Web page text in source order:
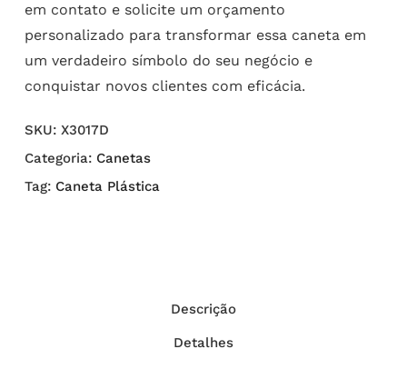
em contato e solicite um orçamento
personalizado para transformar essa caneta em
um verdadeiro símbolo do seu negócio e
conquistar novos clientes com eficácia.
SKU: X3017D
Categoria: Canetas
Tag: Caneta Plástica
Descrição
Detalhes